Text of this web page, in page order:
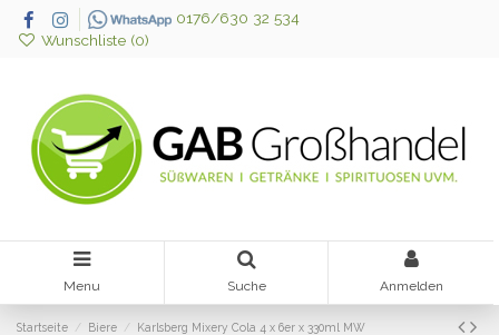
0176/630 32 534
Wunschliste (0)
Menu Suche Anmelden
Startseite Biere Karlsberg Mixery Cola 4 x 6er x 330ml MW